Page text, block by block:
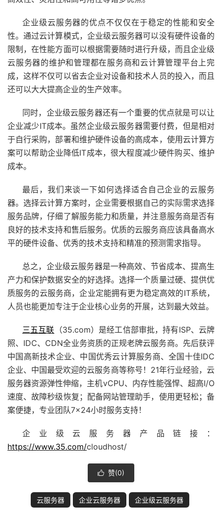
企业级云服务器的优点不仅仅在于稳定的性能和安全
性。通过云计算模式，企业级云服务器可以没有硬件设备的
限制，在性能方面可以根据需要随时进行升级，而且企业级
云服务器的维护和管理都在服务商和云计算管理平台上完
成，这样不仅可以省去企业对设备和技术人员的投入，而且
还可以大大提高企业的生产效率。
同时，企业级云服务器还有一个重要的优点就是可以让
企业减少IT成本。虽然企业级云服务器需要付费，但是相对
于自行采购，部署和维护硬件设备的高成本，使用云计算方
案可以帮助企业降低IT成本，很大程度减少硬件购买、维护
成本。
最后，我们来谈一下如何选择适合自己企业的云服务
器。选择云计算方案时，企业需要根据自己的实际需求选择
服务品牌，仔细了解服务能力和质量，并注意服务商是否有
良好的技术支持和售后服务。优质的云服务商应该具备高水
平的硬件设备、优秀的技术支持和精准的预测需求指导。
总之，企业级云服务器是一种高效、节省成本、提高生
产力和保护数据安全的好选择。选择一个质量过硬、提供优
质服务的云服务商，企业定能拥有更为稳定高效的IT系统，
人员也能更加专注于企业核心业务的开展，达到最大效益。
三五互联 （35.com）是经工信部审批，持有ISP、云牌
照、IDC、CDN全业务资质的正规老牌云服务商。 先后获评
中国高新技术企业、中国优秀云计算服务商、全国十佳IDC
企业、中国最受欢迎的云服务商等称号！21年行业经验，云
服务器资源弹性伸缩，主机vCPU、内存性能强悍、超高I/O
速度、故障秒级恢复；配备网站管理助手，使用更轻松；备
案便捷，专业团队7×24小时服务支持！
企业级云服务器产品链接：
https://www.35.com/cloudhost/
 赞(0)
云服务器 企业云服务器 企业级云服务器